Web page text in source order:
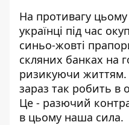
На противагу
українці під час
синьо-жовті
скляних банках на
ризикуючи життям.
зараз так робить в
Це - разючий
в цьому наша сила.